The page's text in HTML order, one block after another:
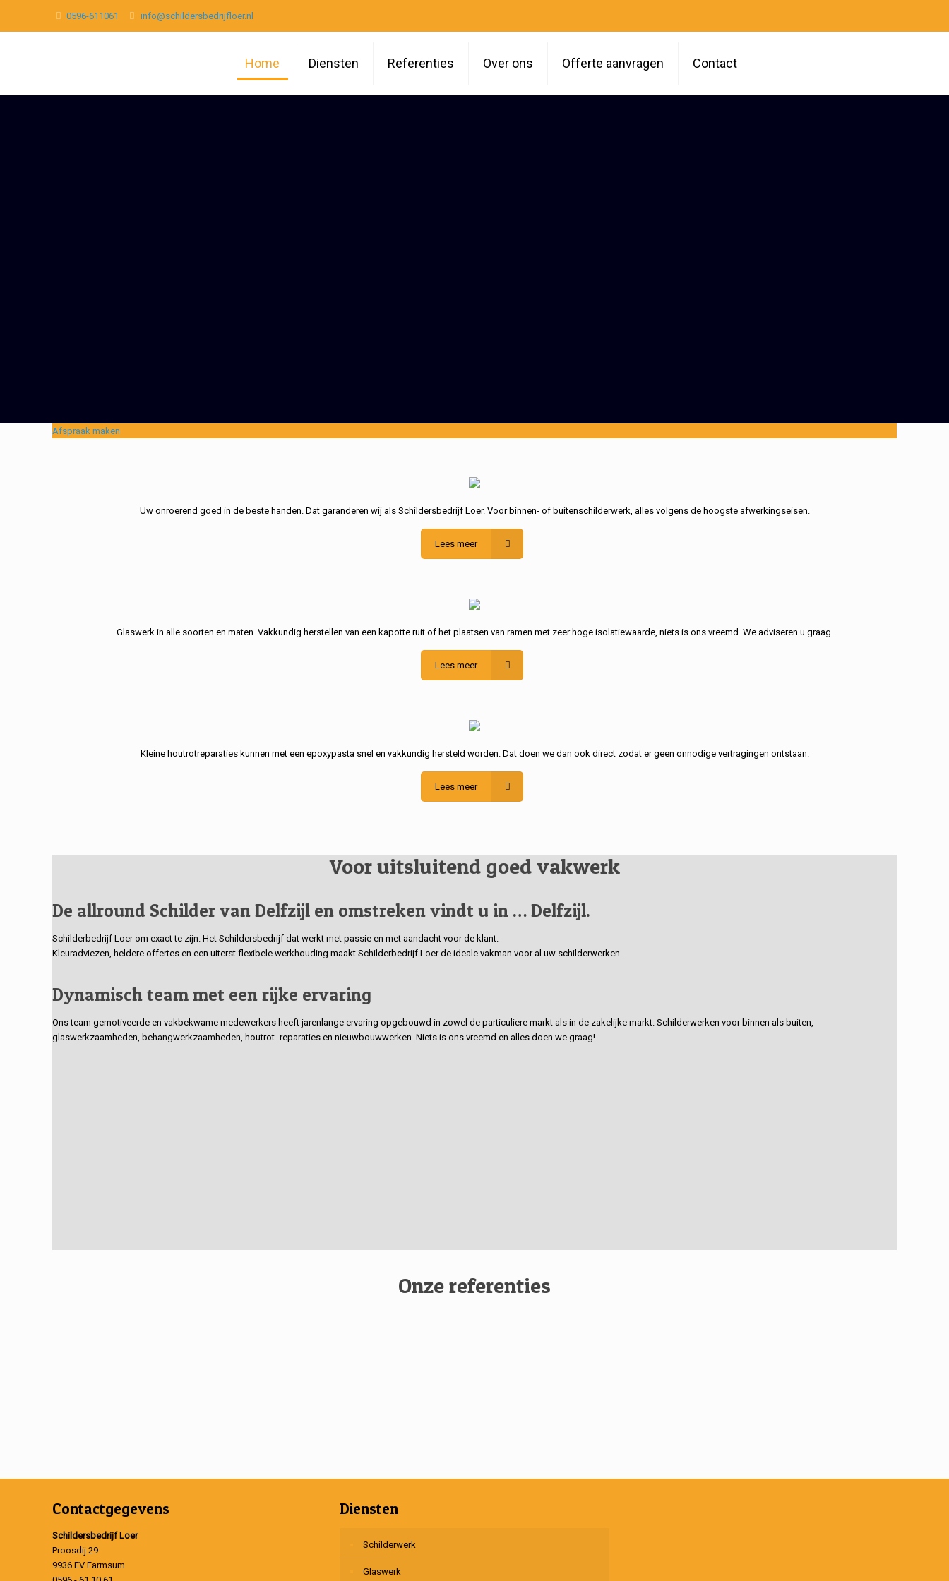
0596-611061 info@schildersbedrijfloer.nl
Home Diensten Referenties Over ons Offerte aanvragen Contact
Afspraak maken
Uw onroerend goed in de beste handen. Dat garanderen wij als Schildersbedrijf Loer. Voor binnen- of buitenschilderwerk, alles volgens de hoogste afwerkingseisen.
Lees meer
Glaswerk in alle soorten en maten. Vakkundig herstellen van een kapotte ruit of het plaatsen van ramen met zeer hoge isolatiewaarde, niets is ons vreemd. We adviseren u graag.
Lees meer
Kleine houtrotreparaties kunnen met een epoxypasta snel en vakkundig hersteld worden. Dat doen we dan ook direct zodat er geen onnodige vertragingen ontstaan.
Lees meer
Voor uitsluitend goed vakwerk
De allround Schilder van Delfzijl en omstreken vindt u in … Delfzijl.
Schilderbedrijf Loer om exact te zijn. Het Schildersbedrijf dat werkt met passie en met aandacht voor de klant.
Kleuradviezen, heldere offertes en een uiterst flexibele werkhouding maakt Schilderbedrijf Loer de ideale vakman voor al uw schilderwerken.
Dynamisch team met een rijke ervaring
Ons team gemotiveerde en vakbekwame medewerkers heeft jarenlange ervaring opgebouwd in zowel de particuliere markt als in de zakelijke markt. Schilderwerken voor binnen als buiten,
glaswerkzaamheden, behangwerkzaamheden, houtrot- reparaties en nieuwbouwwerken. Niets is ons vreemd en alles doen we graag!
Onze referenties
Contactgegevens
Schildersbedrijf Loer
Proosdij 29
9936 EV Farmsum
Diensten
Schilderwerk
Glaswerk